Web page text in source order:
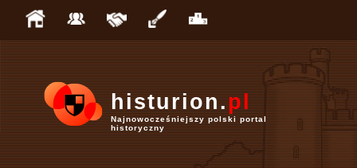
histurion.pl
Najnowocześniejszy polski portal
historyczny